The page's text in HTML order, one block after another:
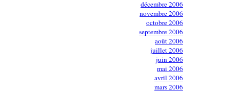
décembre 2006
novembre 2006
octobre 2006
septembre 2006
août 2006
juillet 2006
juin 2006
mai 2006
avril 2006
mars 2006